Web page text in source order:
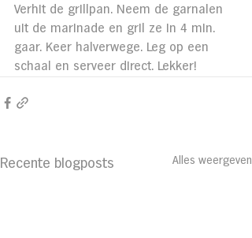
Verhit de grillpan. Neem de garnalen
uit de marinade en gril ze in 4 min.
gaar. Keer halverwege. Leg op een
schaal en serveer direct. Lekker!
Recente blogposts Alles weergeven